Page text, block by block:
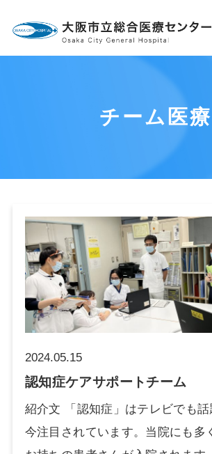
チーム医療
2024.05.15
認知症ケアサポートチーム
紹介文 「認知症」はテレビでも
今注目されています。当院にも多
紹介状をお持ちの方はこちら
再診の予約変更はこちら